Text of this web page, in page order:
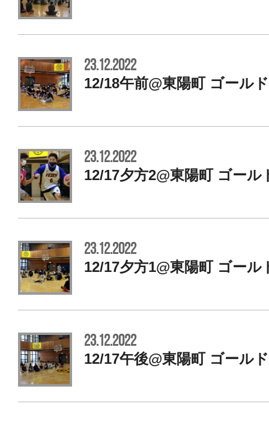
23.12.2022
12/18午前@東陽町 ゴール
23.12.2022
12/17夕方2@東陽町 ゴー
23.12.2022
12/17夕方1@東陽町 ゴー
23.12.2022
12/17午後@東陽町 ゴール